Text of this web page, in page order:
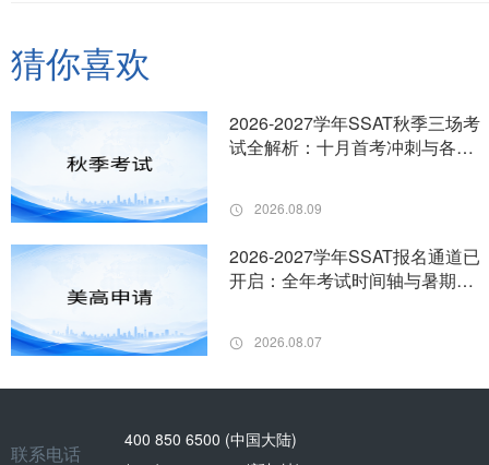
猜你喜欢
2026-2027学年SSAT秋季三场考
试全解析：十月首考冲刺与各科
2026.08.09
2026-2027学年SSAT报名通道已
开启：全年考试时间轴与暑期分
2026.08.07
联系电话
400 850 6500 (中国大陆)